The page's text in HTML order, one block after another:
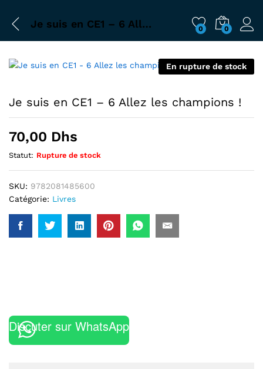
Je suis en CE1 – 6 Allez les champions ! 0 0
En rupture de stock
Je suis en CE1 – 6 Allez les champions !
70,00 Dhs
Statut: Rupture de stock
SKU: 9782081485600
Catégorie: Livres
Discuter sur WhatsApp